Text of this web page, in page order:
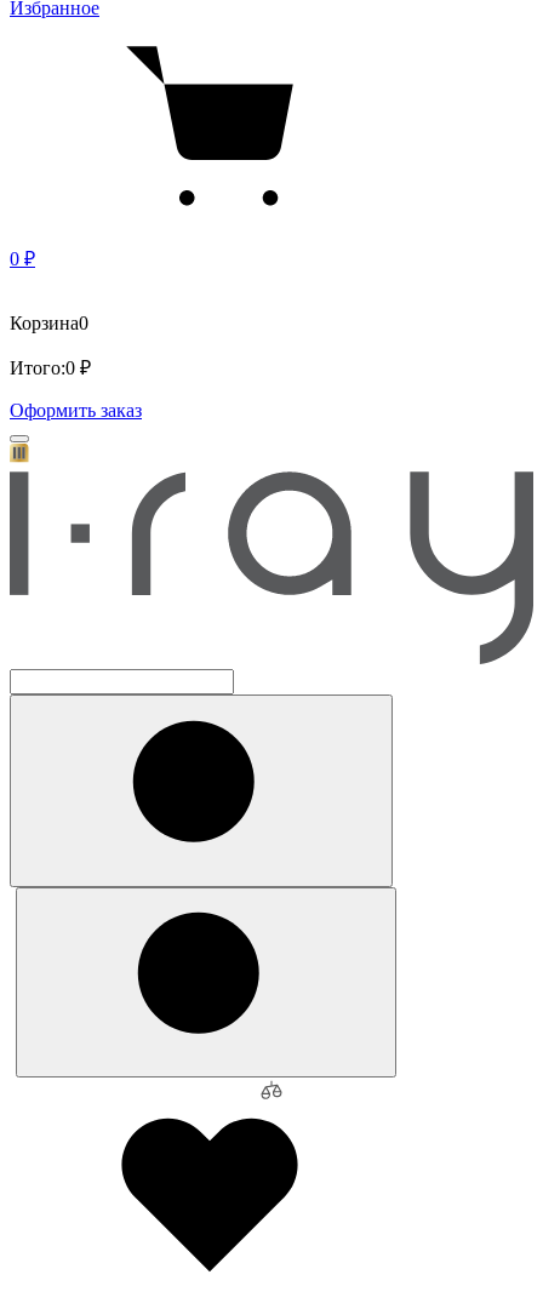
Избранное
0 ₽
Корзина0
Итого:0 ₽
Оформить заказ